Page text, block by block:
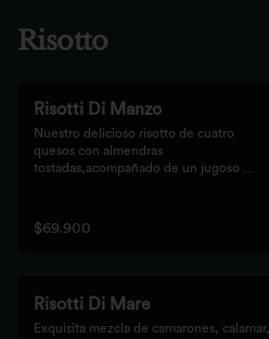
Risotto
Risotti Di Manzo
Nuestro delicioso risotto de cuatro
quesos con almendras
tostadas,acompañado de un jugoso
$69.900
Risotti Di Mare
Exquisita mezcla de camarones, calamar,